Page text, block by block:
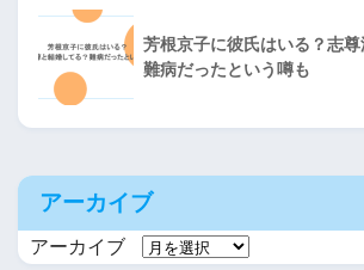
芳根京子に彼氏はいる？志
難病だったという噂も
アーカイブ
アーカイブ